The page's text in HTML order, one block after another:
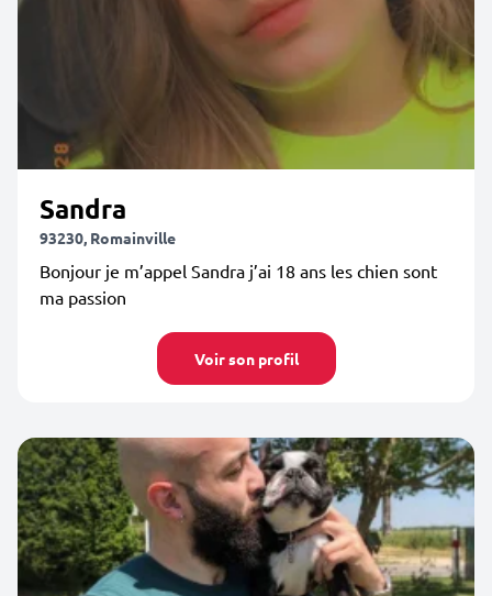
Sandra
93230, Romainville
Bonjour je m’appel Sandra j’ai 18 ans les chien sont
ma passion
Voir son profil